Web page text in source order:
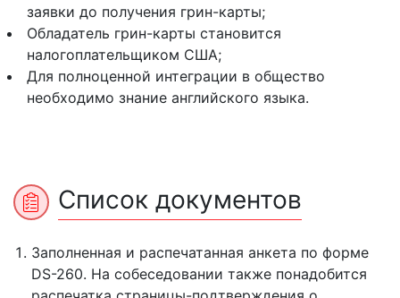
заявки до получения грин-карты;
Обладатель грин-карты становится
налогоплательщиком США;
Для полноценной интеграции в общество
необходимо знание английского языка.
Список документов
Заполненная и распечатанная анкета по форме
DS-260. На собеседовании также понадобится